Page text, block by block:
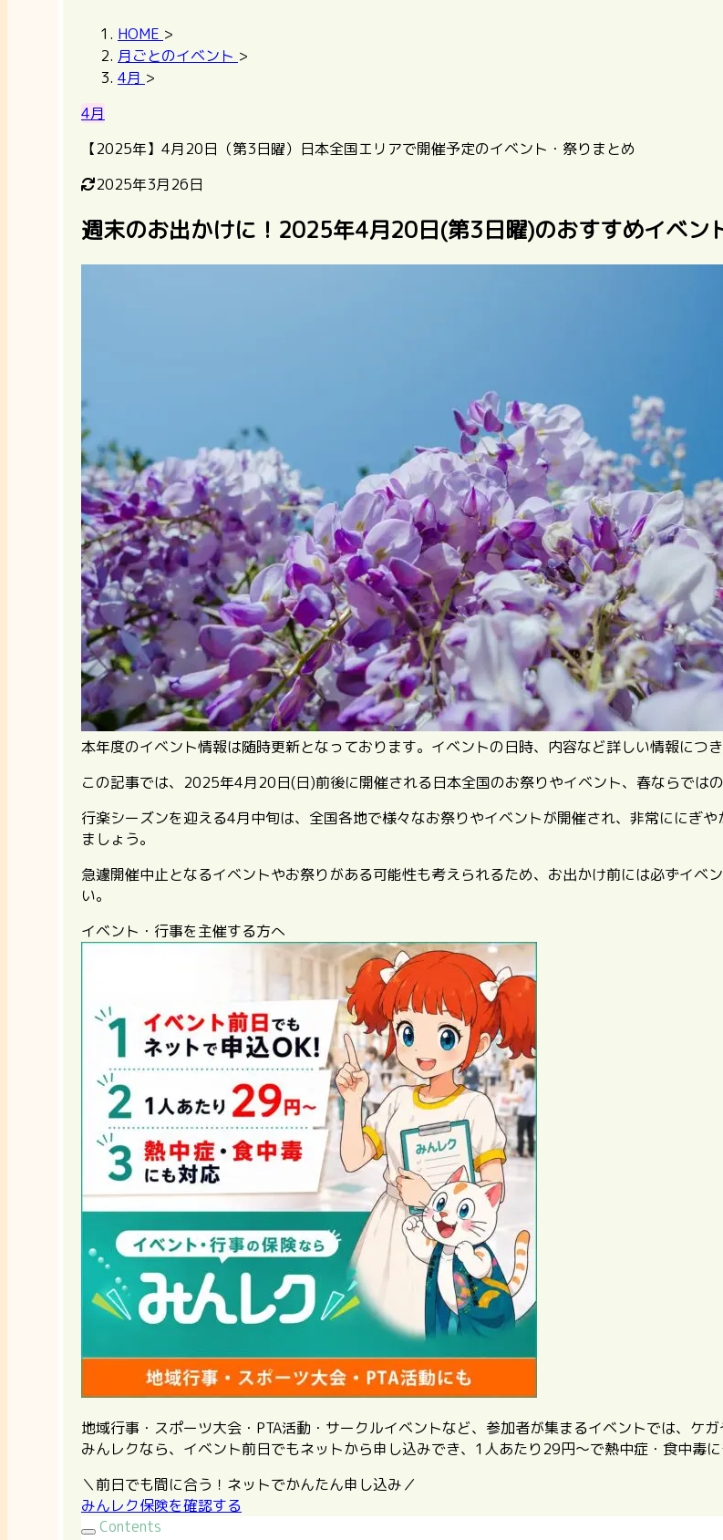
HOME >
月ごとのイベント >
4月 >
4月
【2025年】4月20日（第3日曜）日本全国エリアで開催予定のイベント・祭りまとめ
2025年3月26日
週末のお出かけに！2025年4月20日(第3日曜)のおすすめイベン
本年度のイベント情報は随時更新となっております。イベントの日時、内容など詳しい情報につ
この記事では、2025年4月20日(日)前後に開催される日本全国のお祭りやイベント、春ならでは
行楽シーズンを迎える4月中旬は、全国各地で様々なお祭りやイベントが開催され、非常ににぎ
ましょう。
急遽開催中止となるイベントやお祭りがある可能性も考えられるため、お出かけ前には必ずイベ
い。
イベント・行事を主催する方へ
地域行事・スポーツ大会・PTA活動・サークルイベントなど、参加者が集まるイベントでは、ケガ
みんレクなら、イベント前日でもネットから申し込みでき、1人あたり29円〜で熱中症・食中毒に
＼前日でも間に合う！ネットでかんたん申し込み／
みんレク保険を確認する
Contents